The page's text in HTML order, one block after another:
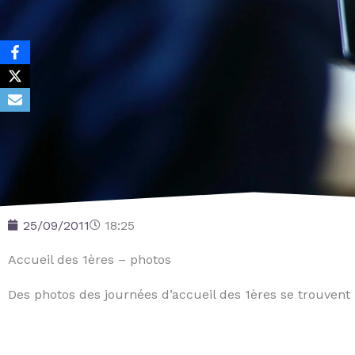
25/09/2011 18:25
Accueil des 1ères – photos
Des photos des journées d’accueil des 1ères se trouvent